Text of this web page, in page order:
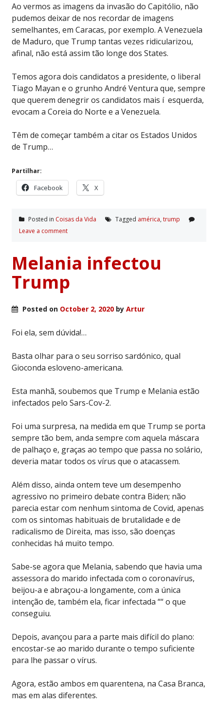
Ao vermos as imagens da invasão do Capitólio, não
pudemos deixar de nos recordar de imagens
semelhantes, em Caracas, por exemplo. A Venezuela
de Maduro, que Trump tantas vezes ridicularizou,
afinal, não está assim tão longe dos States.
Temos agora dois candidatos a presidente, o liberal
Tiago Mayan e o grunho André Ventura que, sempre
que querem denegrir os candidatos mais í esquerda,
evocam a Coreia do Norte e a Venezuela.
Têm de começar também a citar os Estados Unidos
de Trump…
Partilhar:
Facebook X
Posted in Coisas da Vida Tagged américa, trump
Leave a comment
Melania infectou
Trump
Posted on October 2, 2020 by Artur
Foi ela, sem dúvida!…
Basta olhar para o seu sorriso sardónico, qual
Gioconda esloveno-americana.
Esta manhã, soubemos que Trump e Melania estão
infectados pelo Sars-Cov-2.
Foi uma surpresa, na medida em que Trump se porta
sempre tão bem, anda sempre com aquela máscara
de palhaço e, graças ao tempo que passa no solário,
deveria matar todos os vírus que o atacassem.
Além disso, ainda ontem teve um desempenho
agressivo no primeiro debate contra Biden; não
parecia estar com nenhum sintoma de Covid, apenas
com os sintomas habituais de brutalidade e de
radicalismo de Direita, mas isso, são doenças
conhecidas há muito tempo.
Sabe-se agora que Melania, sabendo que havia uma
assessora do marido infectada com o coronavírus,
beijou-a e abraçou-a longamente, com a única
intenção de, também ela, ficar infectada ““ o que
conseguiu.
Depois, avançou para a parte mais difícil do plano:
encostar-se ao marido durante o tempo suficiente
para lhe passar o vírus.
Agora, estão ambos em quarentena, na Casa Branca,
mas em alas diferentes.